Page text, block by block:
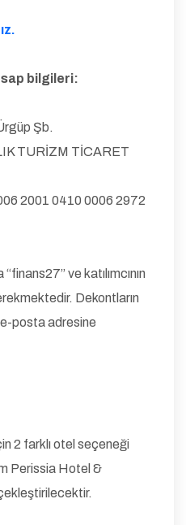
bilgileri:
Şb.
TURİZM TİCARET
2001 0410 0006 2972
ve katılımcının
Dekontların
e-posta adresine
2 farklı otel seçeneği
Perissia Hotel &